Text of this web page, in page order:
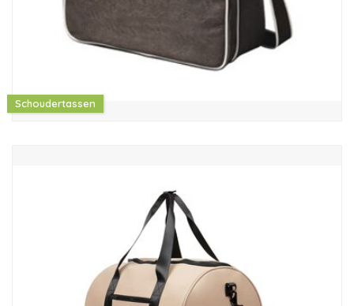
Schoudertassen